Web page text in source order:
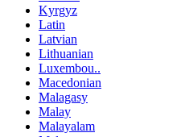
Kyrgyz
Latin
Latvian
Lithuanian
Luxembou..
Macedonian
Malagasy
Malay
Malayalam